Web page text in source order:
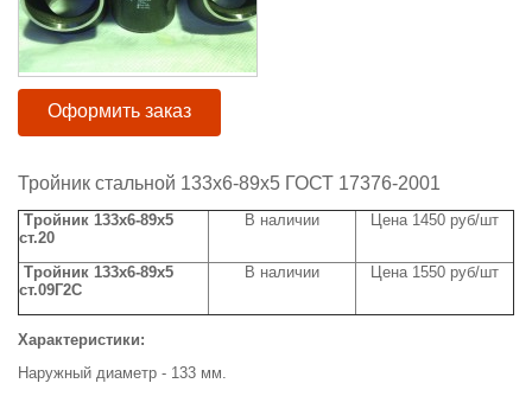
Оформить заказ
Тройник стальной 133х6-89х5 ГОСТ 17376-2001
Тройник 133х6-89х5
ст.20
В наличии Цена 1450 руб/шт
Тройник 133х6-89х5
ст.09Г2С
В наличии Цена 1550 руб/шт
Характеристики:
Наружный диаметр - 133 мм.